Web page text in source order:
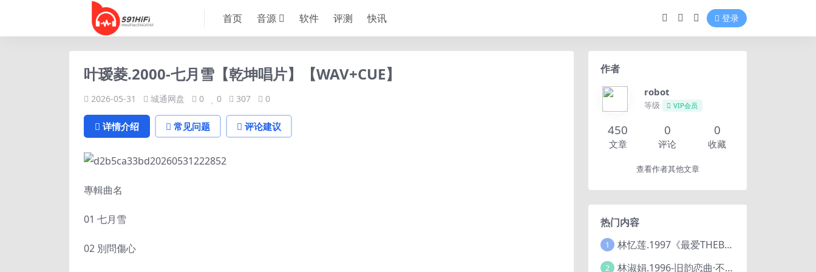
首页 音源 软件 评测 快讯 登录
叶瑷菱.2000-七月雪【乾坤唱片】【WAV+CUE】
2026-05-31 城通网盘 0 0 307 0
详情介绍 常见问题 评论建议
專輯曲名
01 七月雪
02 別問傷心
作者
robot
等级 VIP会员
450
文章
0
评论
0
收藏
查看作者其他文章
热门内容
1 林忆莲.1997《最爱THEBESTOFSANDYLIVE》2CD【滚石】
2 林淑娟.1996-旧韵恋曲·不了情【华丽】【WAV+CUE】